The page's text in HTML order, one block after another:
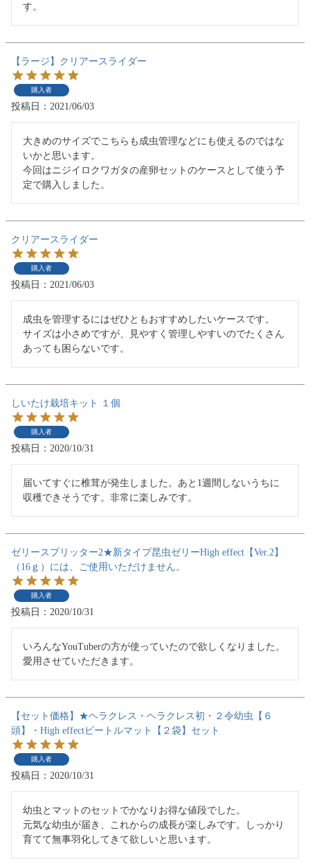
す。
【ラージ】クリアースライダー
購入者
投稿日 2021/06/03
大きめのサイズでこちらも成虫管理などにも使えるのではな
いかと思います。
今回はニジイロクワガタの産卵セットのケースとして使う予
定で購入しました。
クリアースライダー
購入者
投稿日 2021/06/03
成虫を管理するにはぜひともおすすめしたいケースです。
サイズは小さめですが、見やすく管理しやすいのでたくさん
あっても困らないです。
しいたけ栽培キット １個
購入者
投稿日 2020/10/31
届いてすぐに椎茸が発生しました。あと1週間しないうちに
収穫できそうです。非常に楽しみです。
ゼリースプリッター2★新タイプ昆虫ゼリーHigh effect【Ver.2】
（16ｇ）には、ご使用いただけません。
購入者
投稿日 2020/10/31
いろんなYouTuberの方が使っていたので欲しくなりました。
愛用させていただきます。
【セット価格】★ヘラクレス・ヘラクレス初・２令幼虫【６
頭】・High effectビートルマット【２袋】セット
購入者
投稿日 2020/10/31
幼虫とマットのセットでかなりお得な値段でした。
元気な幼虫が届き、これからの成長が楽しみです。しっかり
育てて無事羽化してきて欲しいと思います。